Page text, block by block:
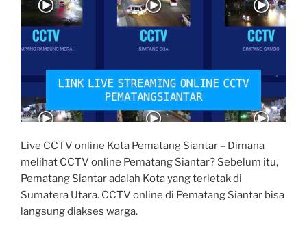
Live CCTV online Kota Pematang Siantar – Dimana
melihat CCTV online Pematang Siantar? Sebelum itu,
Pematang Siantar adalah Kota yang terletak di
Sumatera Utara. CCTV online di Pematang Siantar bisa
langsung diakses warga.